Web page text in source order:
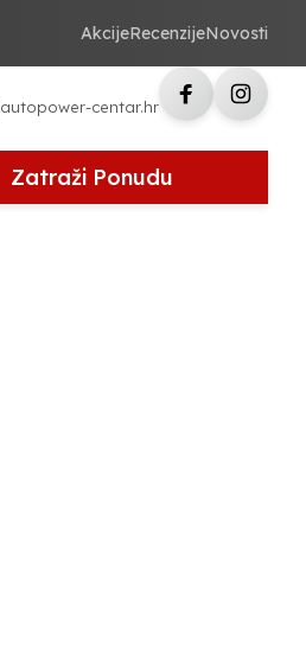
AkcijeRecenzijeNovosti
centar.hr
Zatraži Ponudu